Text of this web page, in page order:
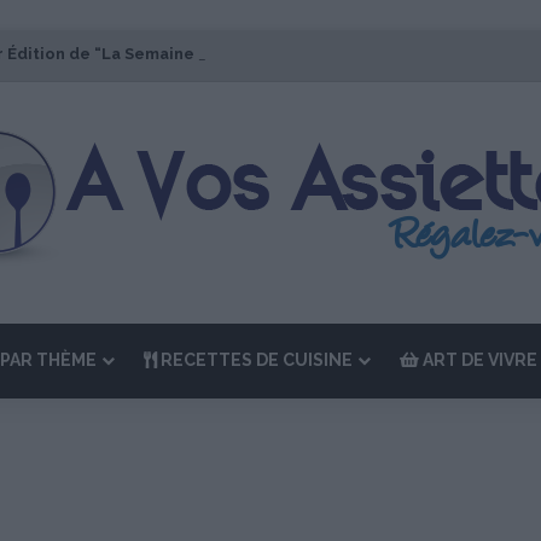
Édition de “La Semaine des Chefs” du 19 au 24 octobre 2026
THÈME RECETTES DE CUISINE ART DE VIVRE